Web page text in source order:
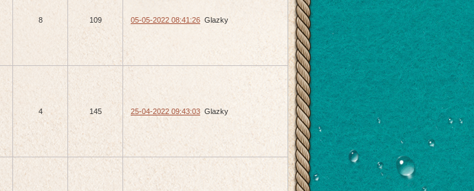
8 109 05-05-2022 08:41:26 Glazky
4 145 25-04-2022 09:43:03 Glazky